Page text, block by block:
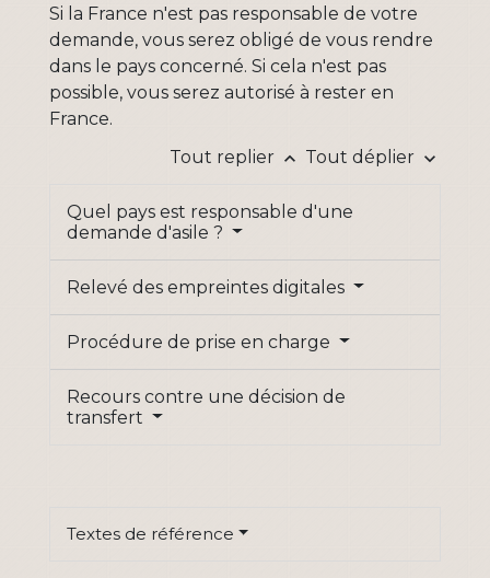
Si la France n'est pas responsable de votre
demande, vous serez obligé de vous rendre
dans le pays concerné. Si cela n'est pas
possible, vous serez autorisé à rester en
France.
Tout replier keyboard_arrow_up Tout déplier keyboard_arrow_down
Quel pays est responsable d'une
demande d'asile ?
Relevé des empreintes digitales
Procédure de prise en charge
Recours contre une décision de
transfert
Textes de référence